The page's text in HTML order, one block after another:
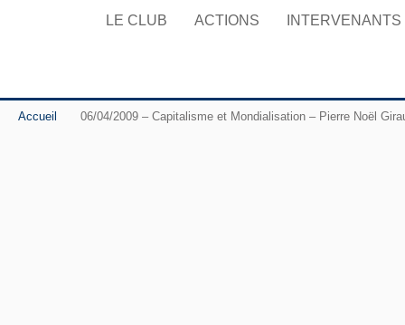
LE CLUB ACTIONS INTERVENANTS
Accueil 06/04/2009 – Capitalisme et Mondialisation – Pierre Noël